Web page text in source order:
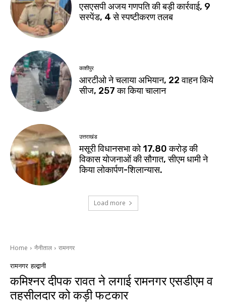
एसएसपी अजय गणपति की बड़ी कार्रवाई, 9
सस्पेंड, 4 से स्पष्टीकरण तलब
काशीपुर
आरटीओ ने चलाया अभियान, 22 वाहन किये
सीज, 257 का किया चालान
उत्तराखंड
मसूरी विधानसभा को 17.80 करोड़ की
विकास योजनाओं की सौगात, सीएम धामी ने
किया लोकार्पण-शिलान्यास.
Load more